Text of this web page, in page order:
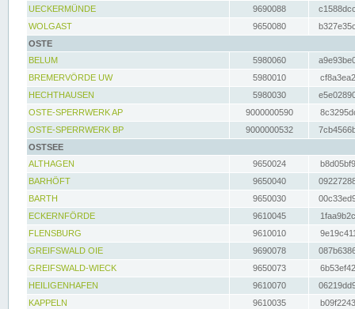
UECKERMÜNDE
9690088
WOLGAST
9650080
OSTE
BELUM
5980060
BREMERVÖRDE UW
5980010
HECHTHAUSEN
5980030
OSTE-SPERRWERK AP
9000000590
OSTE-SPERRWERK BP
9000000532
OSTSEE
ALTHAGEN
9650024
BARHÖFT
9650040
BARTH
9650030
ECKERNFÖRDE
9610045
FLENSBURG
9610010
GREIFSWALD OIE
9690078
GREIFSWALD-WIECK
9650073
HEILIGENHAFEN
9610070
KAPPELN
9610035